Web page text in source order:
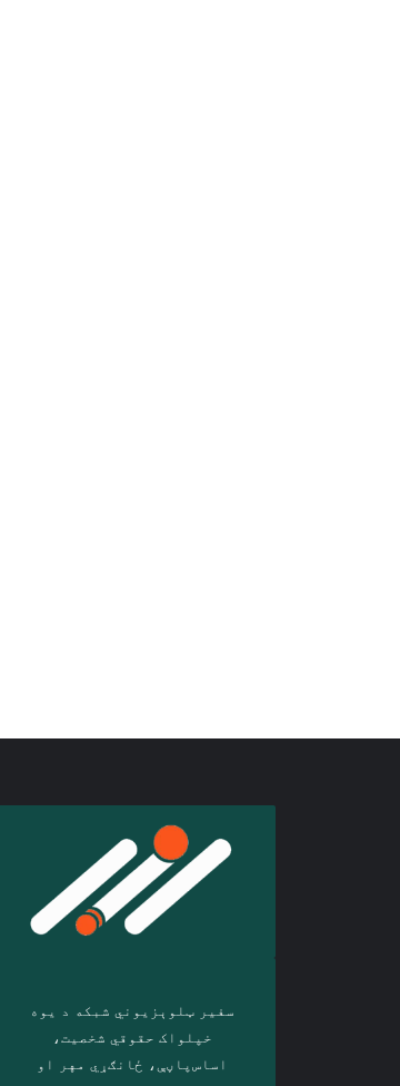
سفیر ټلوېزیوني شبکه د‎ یوه
خپلواک حقوقي شخصیت،
اساس‌پاڼې، ځانګړي مهر او